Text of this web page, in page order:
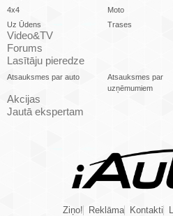
4x4
Moto
Uz Ūdens
Trases
Video&TV
Forums
Lasītāju pieredze
Atsauksmes par auto
Atsauksmes par
uzņēmumiem
Akcijas
Jautā ekspertam
Ziņo! Reklāma Kontakti